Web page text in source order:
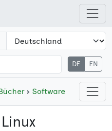
Open shops menu
DE EN
Software Open